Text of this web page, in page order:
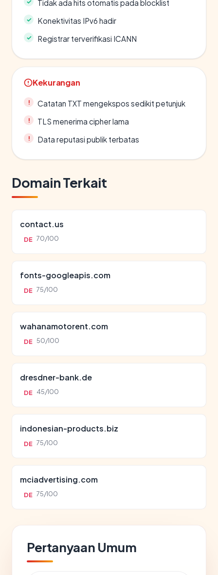
Tidak ada hits otomatis pada blocklist
Konektivitas IPv6 hadir
Registrar terverifikasi ICANN
Kekurangan
Catatan TXT mengekspos sedikit petunjuk
TLS menerima cipher lama
Data reputasi publik terbatas
Domain Terkait
contact.us
DE 70/100
fonts-googleapis.com
DE 75/100
wahanamotorent.com
DE 50/100
dresdner-bank.de
DE 45/100
indonesian-products.biz
DE 75/100
mciadvertising.com
DE 75/100
Pertanyaan Umum